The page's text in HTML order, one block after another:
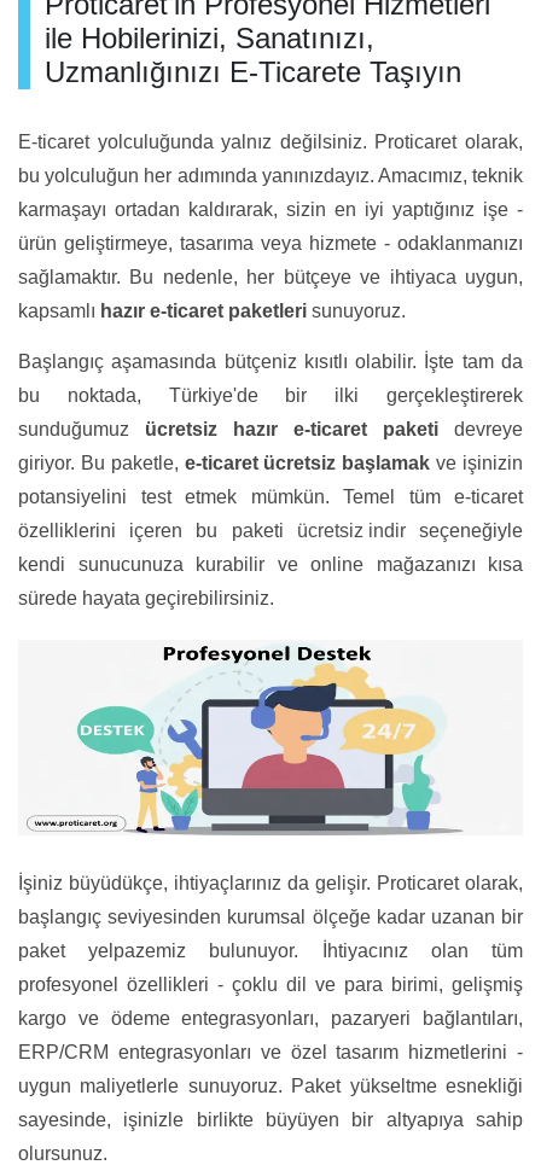
ile Hobilerinizi, Sanatınızı,
Uzmanlığınızı E-Ticarete Taşıyın
E-ticaret yolculuğunda yalnız değilsiniz. Proticaret olarak,
bu yolculuğun her adımında yanınızdayız. Amacımız, teknik
karmaşayı ortadan kaldırarak, sizin en iyi yaptığınız işe -
ürün geliştirmeye, tasarıma veya hizmete - odaklanmanızı
sağlamaktır. Bu nedenle, her bütçeye ve ihtiyaca uygun,
kapsamlı hazır e-ticaret paketleri sunuyoruz.
Başlangıç aşamasında bütçeniz kısıtlı olabilir. İşte tam da
bu noktada, Türkiye'de bir ilki gerçekleştirerek
sunduğumuz ücretsiz hazır e-ticaret paketi devreye
giriyor. Bu paketle, e-ticaret ücretsiz başlamak ve işinizin
potansiyelini test etmek mümkün. Temel tüm e-ticaret
özelliklerini içeren bu paketi ücretsiz indirseçeneğiyle
kendi sunucunuza kurabilir ve online mağazanızı kısa
sürede hayata geçirebilirsiniz.
İşiniz büyüdükçe, ihtiyaçlarınız da gelişir. Proticaret olarak,
başlangıç seviyesinden kurumsal ölçeğe kadar uzanan bir
paket yelpazemiz bulunuyor. İhtiyacınız olan tüm
profesyonel özellikleri - çoklu dil ve para birimi, gelişmiş
kargo ve ödeme entegrasyonları, pazaryeri bağlantıları,
ERP/CRM entegrasyonları ve özel tasarım hizmetlerini -
uygun maliyetlerle sunuyoruz. Paket yükseltme esnekliği
sayesinde, işinizle birlikte büyüyen bir altyapıya sahip
olursunuz.